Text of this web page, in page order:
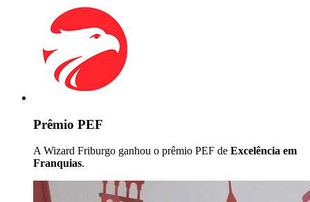
Prêmio PEF
A Wizard Friburgo ganhou o prêmio PEF de Excelência em
Franquias.